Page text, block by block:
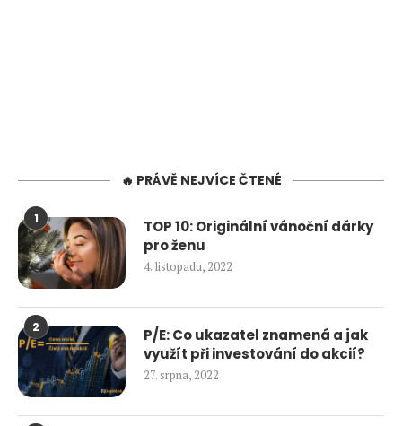
🔥 PRÁVĚ NEJVÍCE ČTENÉ
1
TOP 10: Originální vánoční dárky
pro ženu
4. listopadu, 2022
2
P/E: Co ukazatel znamená a jak
využít při investování do akcií?
27. srpna, 2022